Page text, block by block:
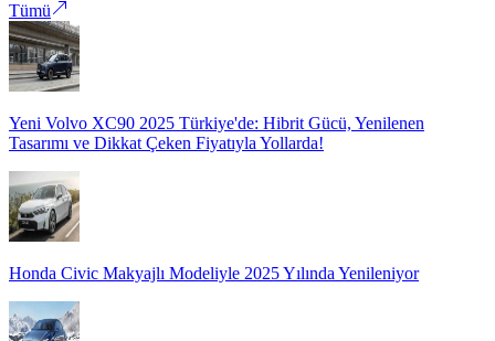
Tümü
Yeni Volvo XC90 2025 Türkiye'de: Hibrit Gücü, Yenilenen
Tasarımı ve Dikkat Çeken Fiyatıyla Yollarda!
Honda Civic Makyajlı Modeliyle 2025 Yılında Yenileniyor